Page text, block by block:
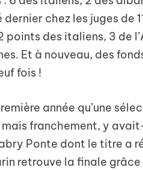
chez les juges de
points des italiens, 3 de
Et à nouveau, des
fois !
année qu’une
mais franchement, y
Ponte dont le titre a
retrouve la finale